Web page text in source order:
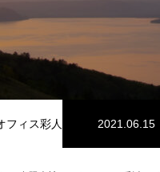
フィス彩人 2021.06.15